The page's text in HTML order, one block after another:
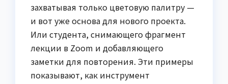
захватывая только цветовую палитру —
и вот уже основа для нового проекта.
Или студента, снимающего фрагмент
лекции в Zoom и добавляющего
заметки для повторения. Эти примеры
показывают, как инструмент